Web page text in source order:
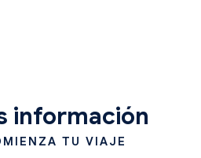
información
TU VIAJE